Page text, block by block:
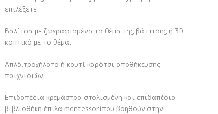
επιλέξετε.
Βαλίτσα με ζωγραφισμένο το θέμα της βάπτισης ή 3D
κοπτικό με το θέμα,
Απλό,τροχήλατο ή κουτί καρότσι αποθήκευσης
παιχνιδιών.
Επιδαπέδια κρεμάστρα στολισμένη και επιδαπέδια
βιβλιοθήκη έπιλα montessoriπου βοηθούν στην